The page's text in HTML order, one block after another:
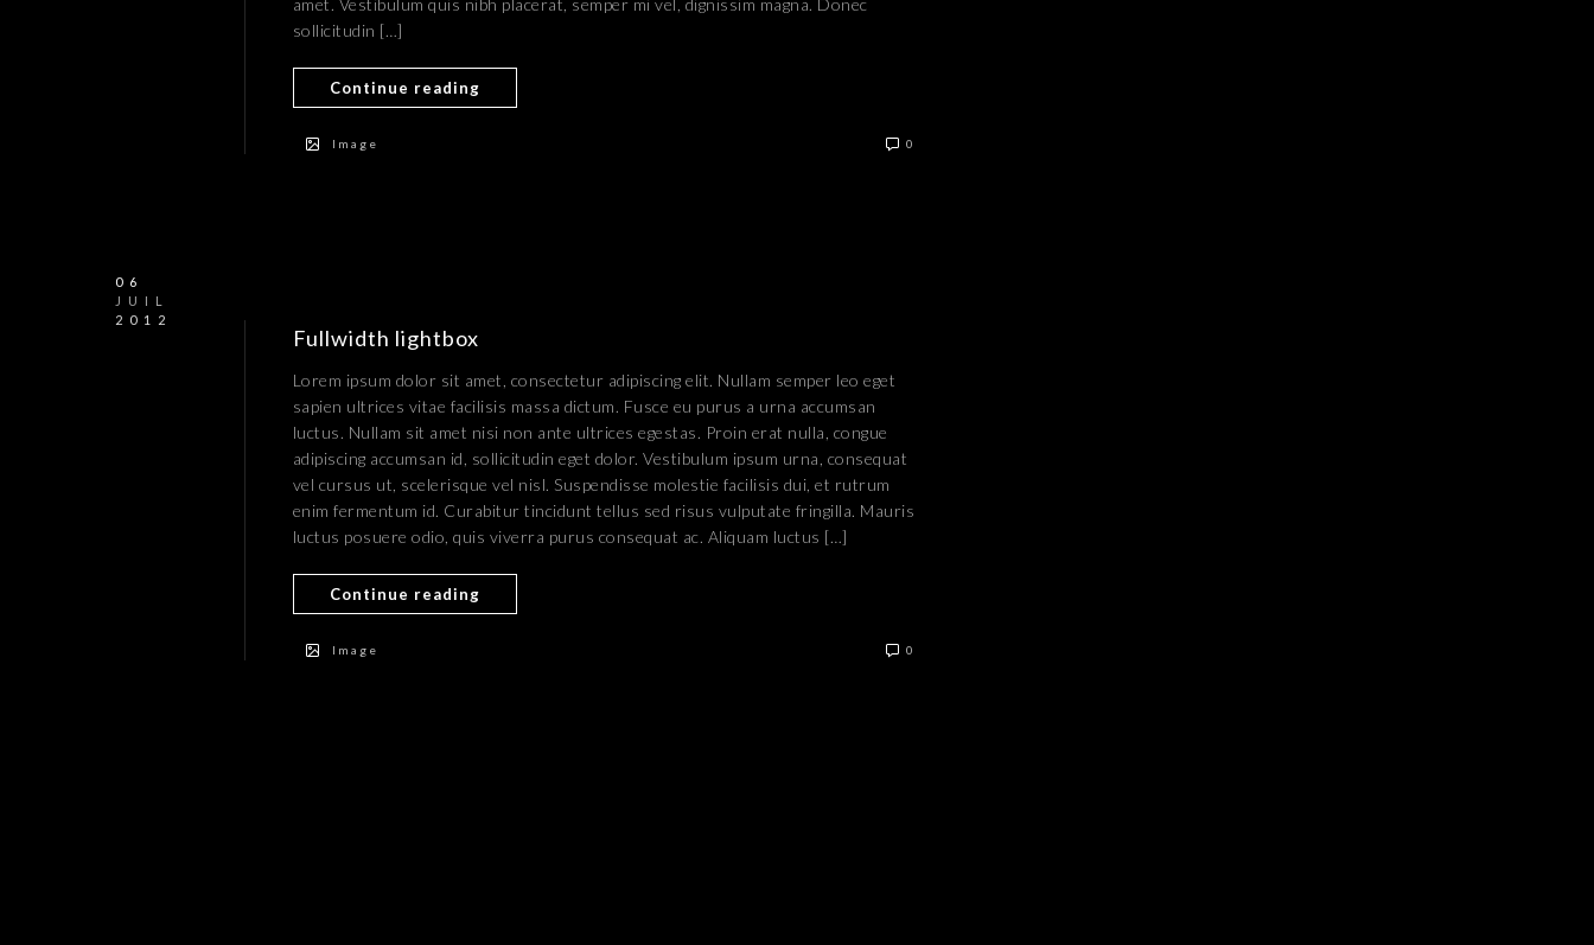
amet. Vestibulum quis nibh placerat, semper mi vel, dignissim magna. Donec
sollicitudin […]
Continue reading
Image 0
06
JUIL
2012
Fullwidth lightbox
Lorem ipsum dolor sit amet, consectetur adipiscing elit. Nullam semper leo eget
sapien ultrices vitae facilisis massa dictum. Fusce eu purus a urna accumsan
luctus. Nullam sit amet nisi non ante ultrices egestas. Proin erat nulla, congue
adipiscing accumsan id, sollicitudin eget dolor. Vestibulum ipsum urna, consequat
vel cursus ut, scelerisque vel nisl. Suspendisse molestie facilisis dui, et rutrum
enim fermentum id. Curabitur tincidunt tellus sed risus vulputate fringilla. Mauris
luctus posuere odio, quis viverra purus consequat ac. Aliquam luctus […]
Continue reading
Image 0